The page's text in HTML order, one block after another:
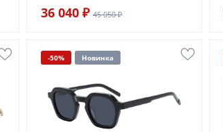
36 040 ₽ 45 050 ₽
-50% Новинка